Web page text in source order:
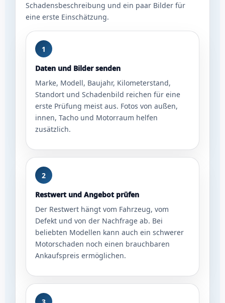
Schadensbeschreibung und ein paar Bilder für
eine erste Einschätzung.
1
Daten und Bilder senden
Marke, Modell, Baujahr, Kilometerstand,
Standort und Schadenbild reichen für eine
erste Prüfung meist aus. Fotos von außen,
innen, Tacho und Motorraum helfen
zusätzlich.
2
Restwert und Angebot prüfen
Der Restwert hängt vom Fahrzeug, vom
Defekt und von der Nachfrage ab. Bei
beliebten Modellen kann auch ein schwerer
Motorschaden noch einen brauchbaren
Ankaufspreis ermöglichen.